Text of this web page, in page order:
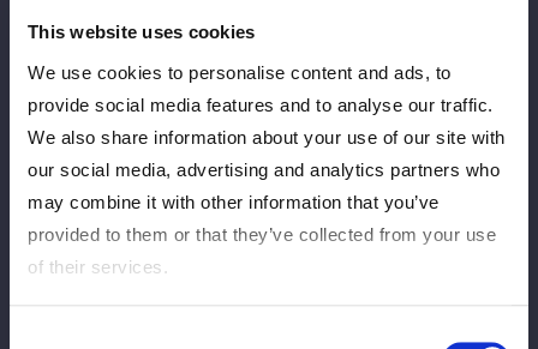
This website uses cookies
We use cookies to personalise content and ads, to
provide social media features and to analyse our traffic.
We also share information about your use of our site with
our social media, advertising and analytics partners who
may combine it with other information that you’ve
provided to them or that they’ve collected from your use
of their services.
2025/09/13
[Der allgemeine Vorverkauf beginnt
heute] Shinjuku-Turnier!
2025/09/12 Ticket
[FC-Vorverkauf beginnt] Sendai-Turnier,
Kanda-Myojin-Turnier, Kyoto-Turnier!